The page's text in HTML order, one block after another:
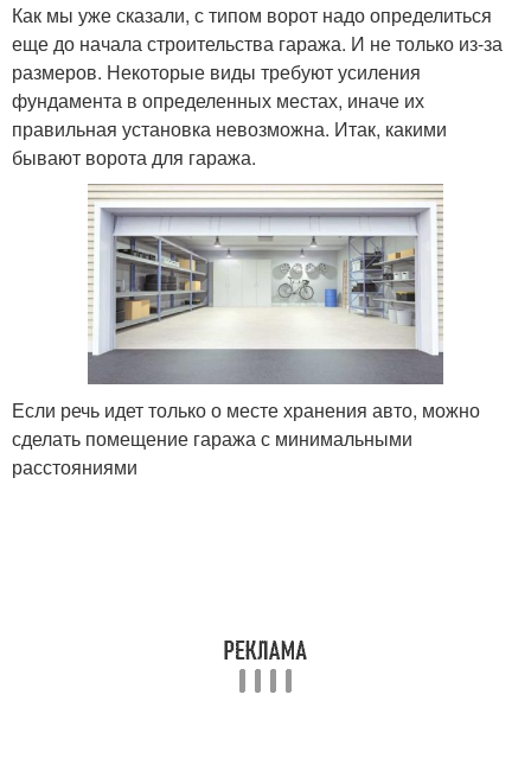
Как мы уже сказали, с типом ворот надо определиться
еще до начала строительства гаража. И не только из-за
размеров. Некоторые виды требуют усиления
фундамента в определенных местах, иначе их
правильная установка невозможна. Итак, какими
бывают ворота для гаража.
Если речь идет только о месте хранения авто, можно
сделать помещение гаража с минимальными
расстояниями